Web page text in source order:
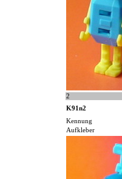
2
K91n2
Kennung
Aufkleber